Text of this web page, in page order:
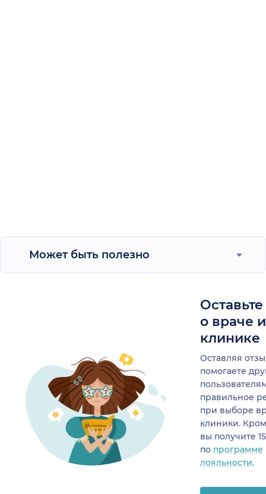
Может быть полезно
о враче
клинике
Оставляя
помогаете
правильное
при выборе
клиники.
вы получите
по программе
лояльности.